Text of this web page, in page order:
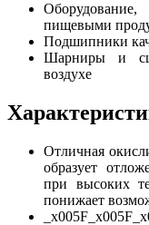
пищевыми
Подшипники
Шарниры и
воздухе
Отличная
образует
при высоких
понижает